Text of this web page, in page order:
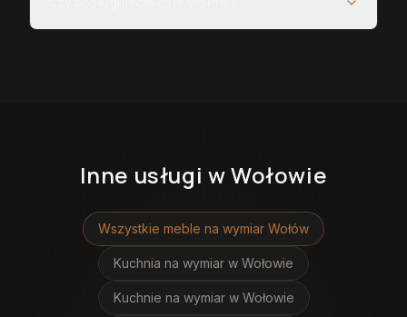
Inne usługi w Wołowie
Wszystkie meble na wymiar Wołów
Kuchnia na wymiar w Wołowie
Kuchnie na wymiar w Wołowie